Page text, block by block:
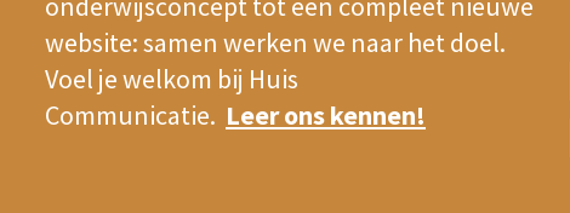
website: samen werken we naar het doel.
Voel je welkom bij Huis
Communicatie. Leer ons kennen!